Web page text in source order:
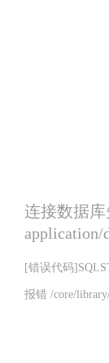
连接数据
application/
[错误代码
报错 /core/